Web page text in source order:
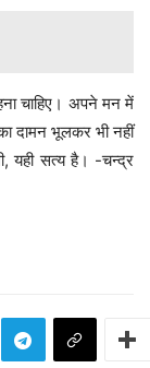
चाहिए। अपने मन में
दामन भूलकर भी नहीं
यही सत्य है। -चन्द्र